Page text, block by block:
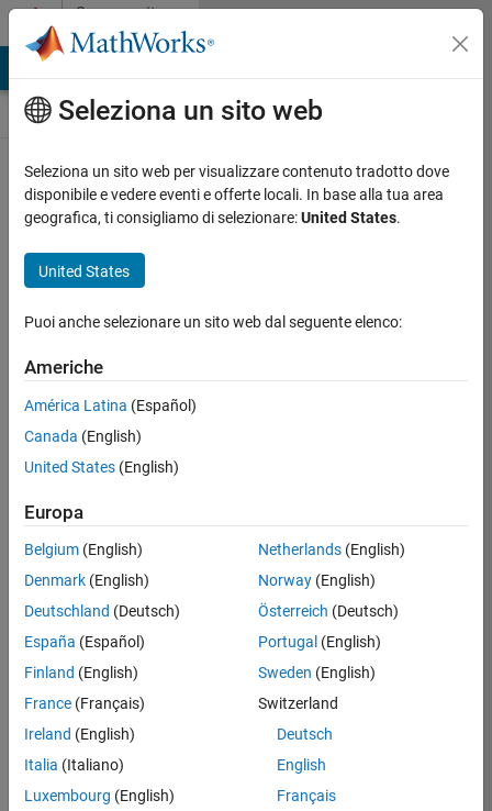
Vai al contenutoCommunity
Contests
Create and remix
entries are only
available on
desktop
Back to Gallery
Prel
/
Chaos
game
inside
a
regular
dodeca
gon
Seleziona un sito web
Seleziona un sito web per visualizzare contenuto tradotto dove
disponibile e vedere eventi e offerte locali. In base alla tua area
geografica, ti consigliamo di selezionare:United States.
United States
Puoi anche selezionare un sito web dal seguente elenco:
Americhe
América Latina (Español)
Canada (English)
United States (English)
Europa
Belgium (English)
Denmark (English)
Deutschland (Deutsch)
España (Español)
Finland (English)
France (Français)
Ireland (English)
Italia (Italiano)
Luxembourg (English)
Netherlands(English)
Norway(English)
Österreich (Deutsch)
Portugal (English)
Sweden (English)
Switzerland
Deutsch
English
Français